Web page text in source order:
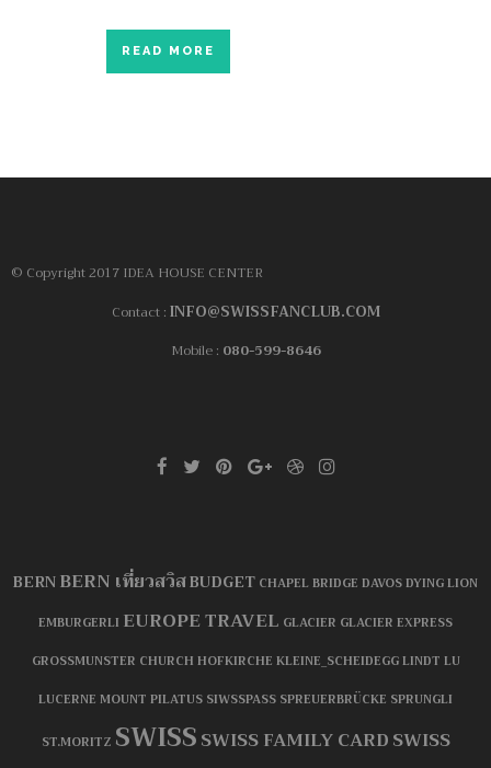
READ MORE
© Copyright 2017 IDEA HOUSE CENTER
Contact : INFO@SWISSFANCLUB.COM
Mobile : 080-599-8646
BERNBERN เที่ยวสวิสBUDGET CHAPEL BRIDGE DAVOSDYING LION
EMBURGERLI EUROPE TRAVEL GLACIER GLACIER EXPRESS
GROSSMUNSTER CHURCH HOFKIRCHE KLEINE_SCHEIDEGGLINDT LU
LUCERNE MOUNT PILATUS SIWSSPASS SPREUERBRÜCKE SPRUNGLI
ST.MORITZ SWISSSWISS FAMILY CARDSWISS